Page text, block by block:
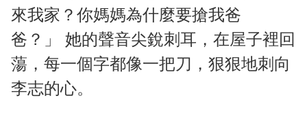
來我家？你媽媽為什麼要搶我爸
爸？」 她的聲音尖銳刺耳，在屋子裡回
蕩，每一個字都像一把刀，狠狠地刺向
李志的心。